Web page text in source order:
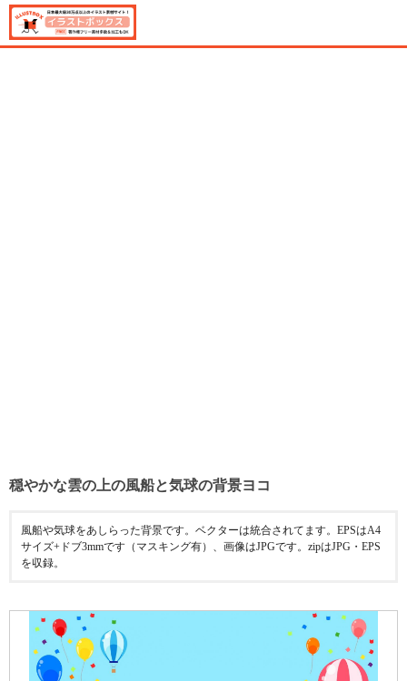
穏やかな雲の上の風船と気球の背景ヨコ
風船や気球をあしらった背景です。ベクターは統合されてます。EPSはA4
サイズ+ドブ3mmです（マスキング有）、画像はJPGです。zipはJPG・EPS
を収録。